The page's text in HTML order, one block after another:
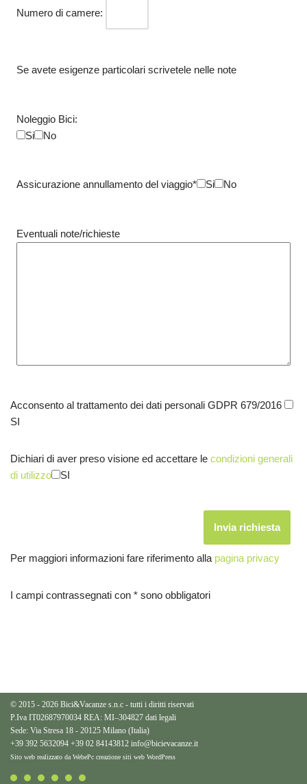
Numero di camere:
Se avete esigenze particolari scrivetele nelle note
Noleggio Bici:
Si
No
Assicurazione annullamento del viaggio* Si No
Eventuali note/richieste
Acconsento al trattamento dei dati personali GDPR 679/2016
SI
Dichiari di aver preso visione ed accettare le condizioni generali
di utilizzo
SI
Per maggiori informazioni fare riferimento alla pagina privacy
I campi contrassegnati con * sono obbligatori
© 2015 - 2026 Bici&Vacanze s.n.c - tutti i diritti riservati
P.Iva IT02687970034 REA: MI–304827 dati legali
Sede: Via Stresa 18 - 20125 Milano (Italia)
+39 392 5632094 +39 02 84143812 info@bicievacanze.it
Sito web realizzato da WebePc creazione siti web WordPress